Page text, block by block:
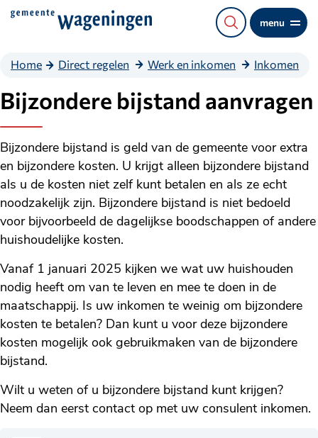
Direct
content
menu
Home Direct regelen Werk en inkomen Inkomen
Bijzondere bijstand aanvragen
Bijzondere bijstand is geld van de gemeente voor extra
en bijzondere kosten. U krijgt alleen bijzondere bijstand
als u de kosten niet zelf kunt betalen en als ze echt
noodzakelijk zijn. Bijzondere bijstand is niet bedoeld
voor bijvoorbeeld de dagelijkse boodschappen of andere
huishoudelijke kosten.
Vanaf 1 januari 2025 kijken we wat uw huishouden
nodig heeft om van te leven en mee te doen in de
maatschappij. Is uw inkomen te weinig om bijzondere
kosten te betalen? Dan kunt u voor deze bijzondere
kosten mogelijk ook gebruikmaken van de bijzondere
bijstand.
Wilt u weten of u bijzondere bijstand kunt krijgen?
Neem dan eerst contact op met uw consulent inkomen.